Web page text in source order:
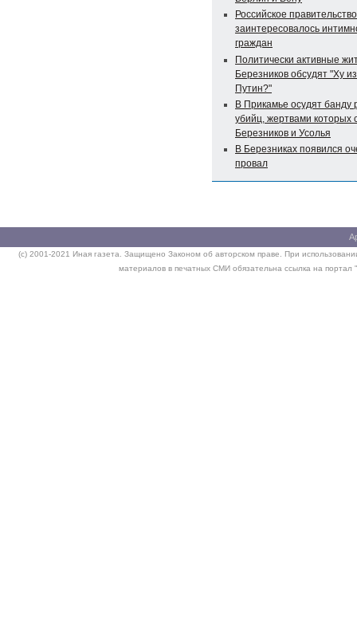
Российское правительство
заинтересовалось
граждан
Политически активные
Березников обсудят "Ху
Путин?"
В Прикамье осудят банду
убийц, жертвами которых
Березников и Усолья
В Березниках появился
провал
(c) 2001-2021 Иная газета. Защищено Законом об авторском праве. При
материалов в печатных СМИ обязательна ссылка на